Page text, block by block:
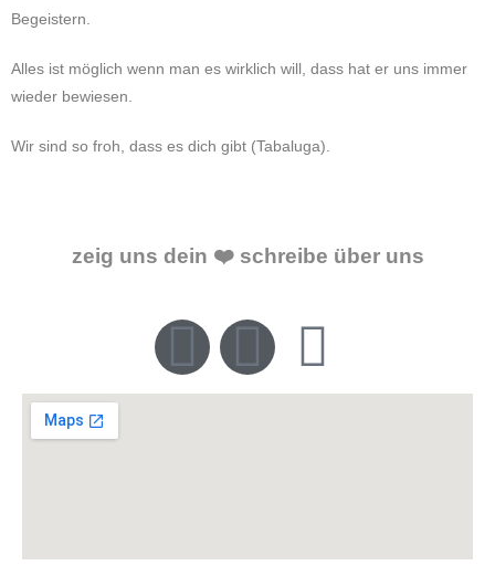
Begeistern.
Alles ist möglich wenn man es wirklich will, dass hat er uns immer
wieder bewiesen.
Wir sind so froh, dass es dich gibt (Tabaluga).
zeig uns dein ❤️ schreibe über uns